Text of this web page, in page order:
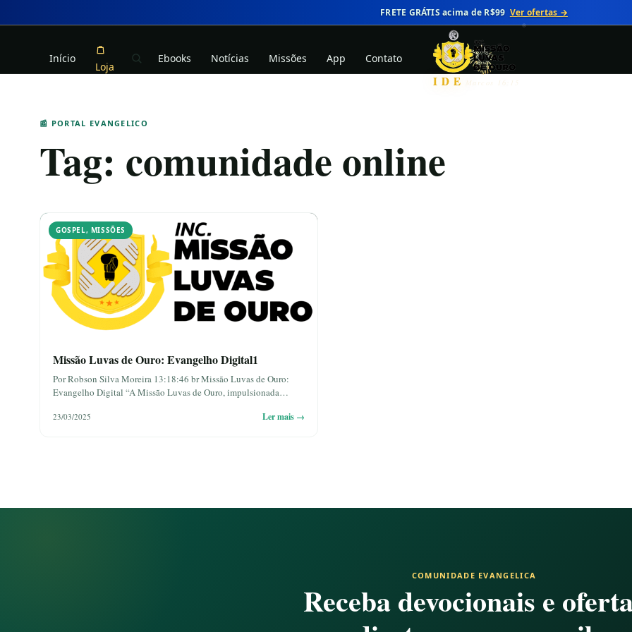
FRETE GRÁTIS acima de R$99 Ver ofertas →
IDE Marcos 16:15
Início
Loja
Ebooks Notícias Missões App Contato
📰 PORTAL EVANGELICO
Tag: comunidade online
GOSPEL, MISSÕES
Missão Luvas de Ouro: Evangelho Digital1
Por Robson Silva Moreira 13:18:46 br Missão Luvas de Ouro:
Evangelho Digital “A Missão Luvas de Ouro, impulsionada…
23/03/2025 Ler mais →
COMUNIDADE EVANGELICA
Receba devocionais e